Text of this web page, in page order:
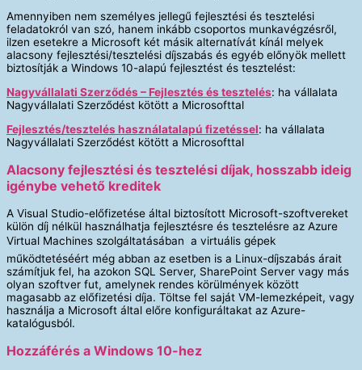
Amennyiben nem személyes jellegű fejlesztési és tesztelési
feladatokról van szó, hanem inkább csoportos munkavégzésről,
ilzen esetekre a Microsoft két másik alternatívát kínál melyek
alacsony fejlesztési/tesztelési díjszabás és egyéb előnyök mellett
biztosítják a Windows 10-alapú fejlesztést és tesztelést:
Nagyvállalati Szerződés – Fejlesztés és tesztelés: ha vállalata
Nagyvállalati Szerződést kötött a Microsofttal
Fejlesztés/tesztelés használatalapú fizetéssel: ha vállalata
Nagyvállalati Szerződést kötött a Microsofttal
Alacsony fejlesztési és tesztelési díjak, hosszabb ideig
igénybe vehető kreditek
A Visual Studio-előfizetése által biztosított Microsoft-szoftvereket
külön díj nélkül használhatja fejlesztésre és tesztelésre az Azure
Virtual Machines szolgáltatásában  a virtuális gépek
működtetéséért még abban az esetben is a Linux-díjszabás árait
számítjuk fel, ha azokon SQL Server, SharePoint Server vagy más
olyan szoftver fut, amelynek rendes körülmények között
magasabb az előfizetési díja. Töltse fel saját VM-lemezképeit, vagy
használja a Microsoft által előre konfiguráltakat az Azure-
katalógusból.
Hozzáférés a Windows 10-hez